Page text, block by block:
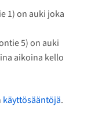
1) on auki joka
5) on auki
aikoina kello
käyttösääntöjä.